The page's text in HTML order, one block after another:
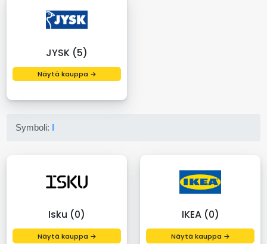
JYSK (5)
Näytä kauppa →
Symboli: I
Isku (0)
Näytä kauppa →
IKEA (0)
Näytä kauppa →